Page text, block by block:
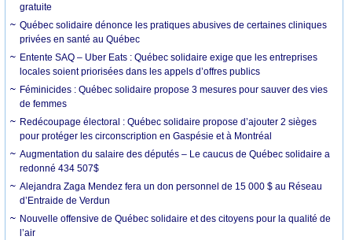
gratuite
Québec solidaire dénonce les pratiques abusives de certaines cliniques
privées en santé au Québec
Entente SAQ – Uber Eats : Québec solidaire exige que les entreprises
locales soient priorisées dans les appels d’offres publics
Féminicides : Québec solidaire propose 3 mesures pour sauver des vies
de femmes
Redécoupage électoral : Québec solidaire propose d’ajouter 2 sièges
pour protéger les circonscription en Gaspésie et à Montréal
Augmentation du salaire des députés – Le caucus de Québec solidaire a
redonné 434 507$
Alejandra Zaga Mendez fera un don personnel de 15 000 $ au Réseau
d’Entraide de Verdun
Nouvelle offensive de Québec solidaire et des citoyens pour la qualité de
l’air